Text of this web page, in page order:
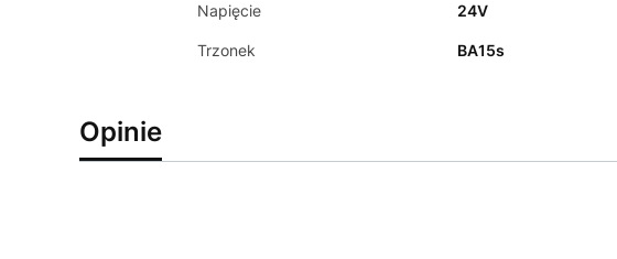
Napięcie 24V
Trzonek BA15s
Opinie